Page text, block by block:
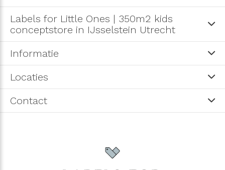
Labels for Little Ones | 350m2 kids
conceptstore in IJsselstein Utrecht
Informatie
Locaties
Contact